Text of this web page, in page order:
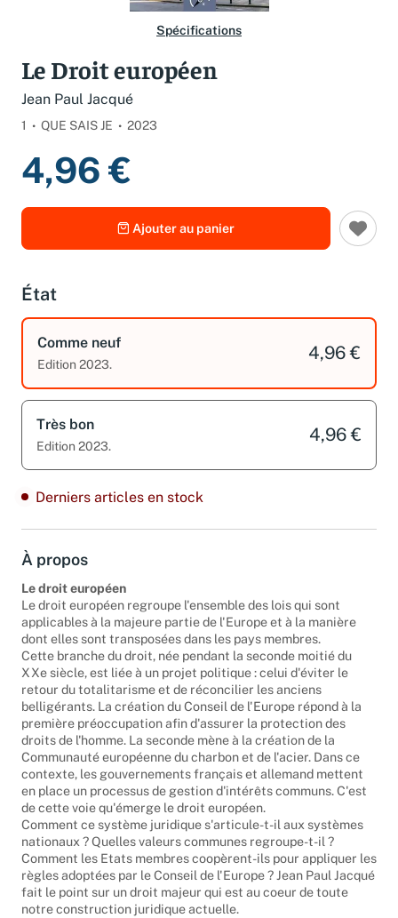
Spécifications
Le Droit européen
Jean Paul Jacqué
1 QUE SAIS JE 2023
4,96 €
Ajouter au panier
État
Comme neuf
Edition 2023.
4,96 €
Très bon
Edition 2023.
4,96 €
Derniers articles en stock
À propos
Le droit européen
Le droit européen regroupe l'ensemble des lois qui sont
applicables à la majeure partie de l'Europe et à la manière
dont elles sont transposées dans les pays membres.
Cette branche du droit, née pendant la seconde moitié du
XXe siècle, est liée à un projet politique : celui d'éviter le
retour du totalitarisme et de réconcilier les anciens
belligérants. La création du Conseil de l'Europe répond à la
première préoccupation afin d'assurer la protection des
droits de l'homme. La seconde mène à la création de la
Communauté européenne du charbon et de l'acier. Dans ce
contexte, les gouvernements français et allemand mettent
en place un processus de gestion d'intérêts communs. C'est
de cette voie qu'émerge le droit européen.
Comment ce système juridique s'articule-t-il aux systèmes
nationaux ? Quelles valeurs communes regroupe-t-il ?
Comment les Etats membres coopèrent-ils pour appliquer les
règles adoptées par le Conseil de l'Europe ? Jean Paul Jacqué
fait le point sur un droit majeur qui est au coeur de toute
notre construction juridique actuelle.